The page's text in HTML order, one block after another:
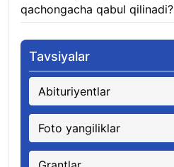
qachongacha qabul qilinadi?
Tavsiyalar
Abituriyentlar
Foto yangiliklar